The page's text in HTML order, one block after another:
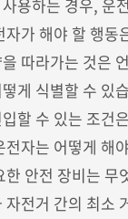
용하는 경우, 운
가 해야 할 행동
따라가는 것은
게 식별할 수 있
할 수 있는 조건
자는 어떻게 해
안전 장비는 무
전거 간의 최소